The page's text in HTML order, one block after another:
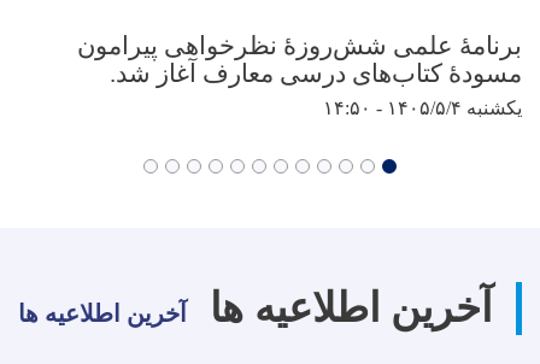
برنامهٔ علمی شش‌روزهٔ نظرخواهی پیرامون
مسودهٔ کتاب‌های درسی معارف آغاز شد.
یکشنبه ۱۴۰۵/۵/۴ - ۱۴:۵۰
آخرین اطلاعیه ها آخرین اطلاعیه ها